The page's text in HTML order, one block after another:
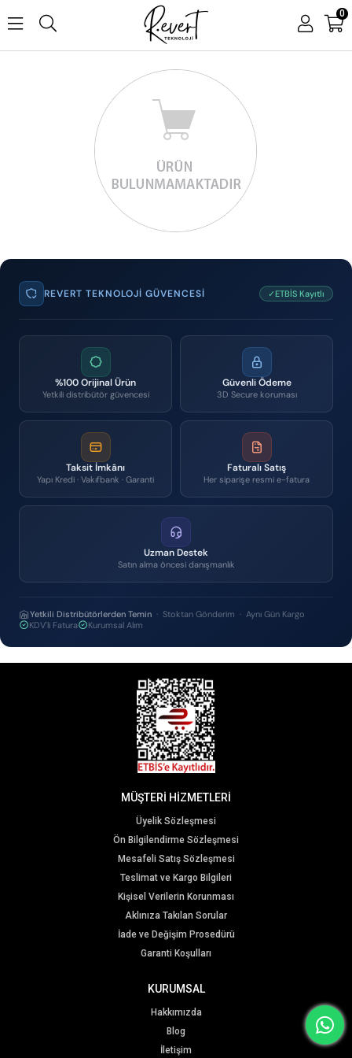
0
REVERT TEKNOLOJI GÜVENCESI ✓ETBİS Kayıtlı
%100 Orijinal Ürün
Yetkili distribütör güvencesi
Güvenli Ödeme
3D Secure koruması
Taksit İmkânı
Yapı Kredi · Vakıfbank · Garanti
Faturalı Satış
Her siparişe resmi e-fatura
Uzman Destek
Satın alma öncesi danışmanlık
Yetkili Distribütörlerden Temin · Stoktan Gönderim · Aynı Gün Kargo
KDV'li Fatura
Kurumsal Alım
MÜŞTERİ HİZMETLERİ
Üyelik Sözleşmesi
Ön Bilgilendirme Sözleşmesi
Mesafeli Satış Sözleşmesi
Teslimat ve Kargo Bilgileri
Kişisel Verilerin Korunması
Aklınıza Takılan Sorular
İade ve Değişim Prosedürü
Garanti Koşulları
KURUMSAL
Hakkımızda
Blog
İletişim